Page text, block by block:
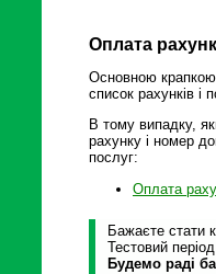
Оплата
Основною крапкою
список рахунків і
В тому випадку,
рахунку і номер
послуг:
Оплата
Бажаєте стати
Тестовий
Будемо раді